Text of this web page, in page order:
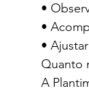
•
•
•
Quanto
A